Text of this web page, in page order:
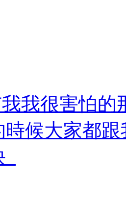
很害怕的
候大家都